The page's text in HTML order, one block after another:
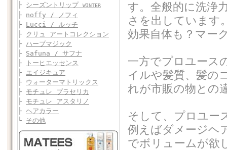
├ シーズントリップ WINTER
├ noffy / ノフィ
├ Lucci / ルッチ
├ クリュ アートコレクション
├ ハーブマジック
├ Safuna / サフナ
├
トーヒエッセンス
├ エイジキュア
├ ウォーターマトリックス
├ モチュレ プラセリカ
├ モチュレ アスタリノ
├ ヘアカラー
└ その他
す。全般的に洗浄
さを出しています
効果自体も？マー
一方でプロユース
イルや髪質、髪の
れが市販の物との
そして、プロユー
例えばダメージヘ
でボリュームが欲